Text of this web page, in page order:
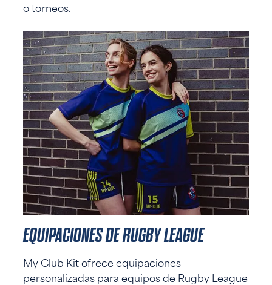
o torneos.
EQUIPACIONES DE RUGBY LEAGUE
My Club Kit ofrece equipaciones
personalizadas para equipos de Rugby League